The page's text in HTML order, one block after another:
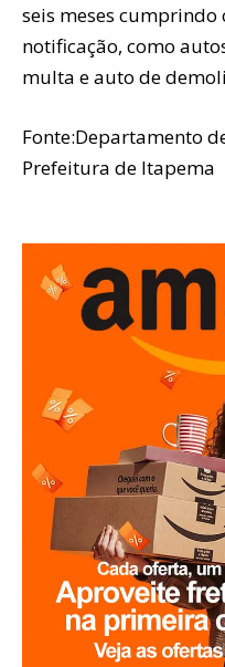
seis meses
notificação, como
multa e auto de
Fonte:Departamento
Prefeitura de Itapema